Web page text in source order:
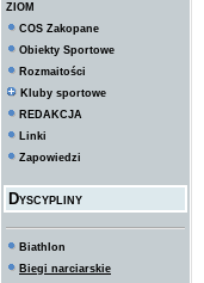
ZIOM
COS Zakopane
Obiekty Sportowe
Rozmaitości
Kluby sportowe
REDAKCJA
Linki
Zapowiedzi
Dyscypliny
Biathlon
Biegi narciarskie